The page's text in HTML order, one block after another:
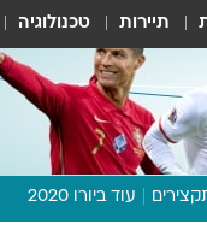
תיירות טכנולוגיה
עוד ביורו 2020